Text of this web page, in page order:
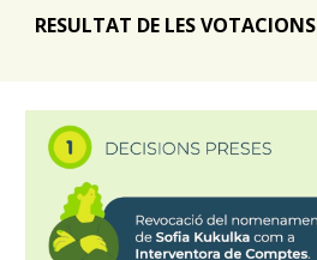
RESULTAT DE LES VOTACIONS